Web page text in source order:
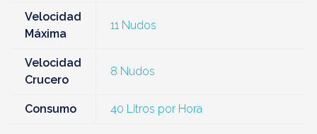
Velocidad
Máxima
11 Nudos
Velocidad
Crucero
8 Nudos
Consumo 40 Litros por Hora